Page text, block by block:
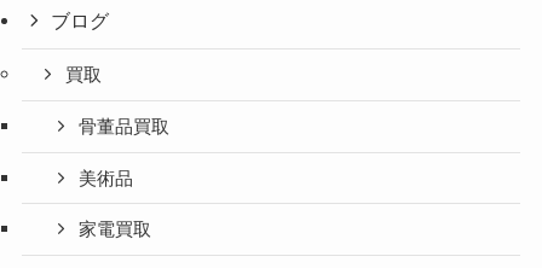
ブログ
買取
骨董品買取
美術品
家電買取